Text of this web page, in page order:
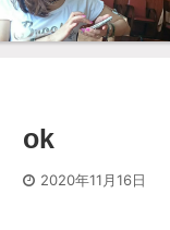
ok
2020年11月16日